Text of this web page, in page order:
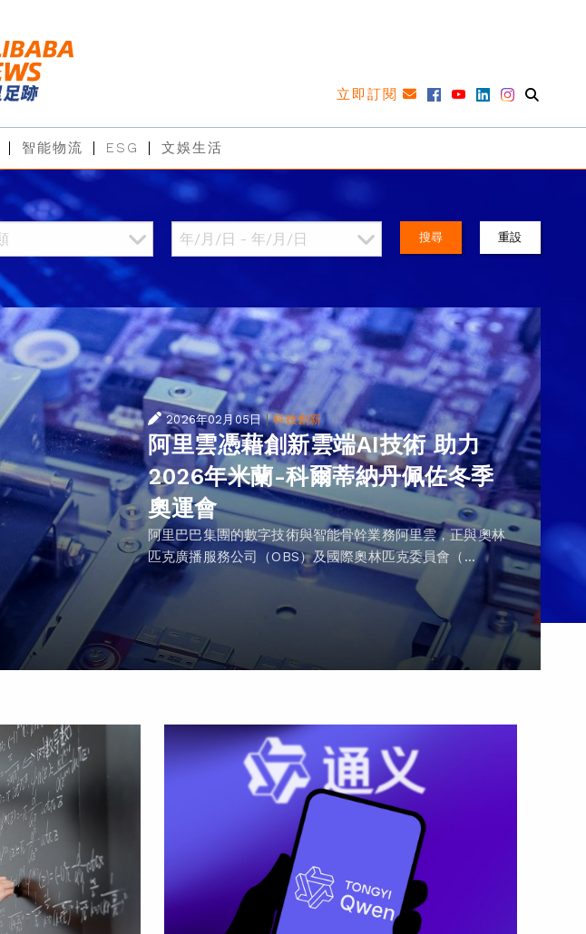
立即訂閱
智能物流 ESG 文娛生活
搜尋 重設
2026年02月05日 |科技創新
阿里雲憑藉創新雲端AI技術 助力
2026年米蘭-科爾蒂納丹佩佐冬季
奧運會
阿里巴巴集團的數字技術與智能骨幹業務阿里雲，正與奧林
匹克廣播服務公司（OBS）及國際奧林匹克委員會（...